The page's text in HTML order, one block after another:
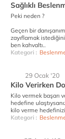
Sağlıklı
Peki neden ?
Geçen bir
zayıflamak
ben kahvaltı..
Kategori :
29 Ocak '20
Kilo Verirken
Kilo vermek başarı
hedefine
kilo verme
Kategori :